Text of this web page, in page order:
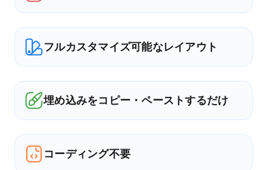
フルカスタマイズ可能なレイアウト
埋め込みをコピー・ペーストするだけ
コーディング不要